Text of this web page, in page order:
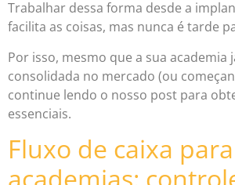
Trabalhar dessa forma desde a
facilita as coisas, mas nunca é tarde
Por isso, mesmo que a sua academia
consolidada no mercado (ou
continue lendo o nosso post para
essenciais.
Fluxo de caixa para